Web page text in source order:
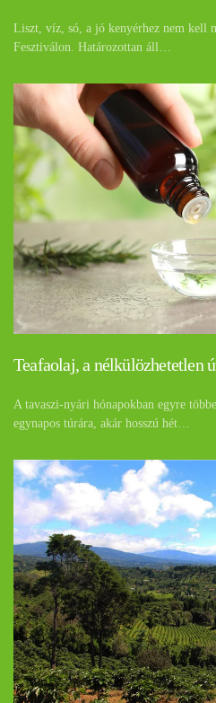
Liszt, víz, só, a jó kenyérhez nem kell
Fesztiválon. Határozottan áll…
Teafaolaj, a nélkülözhetetlen
A tavaszi-nyári hónapokban egyre
egynapos túrára, akár hosszú hét…